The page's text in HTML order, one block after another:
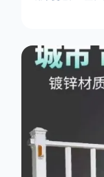
边丝护栏网由低
构，网片两侧各
连接固定。其表